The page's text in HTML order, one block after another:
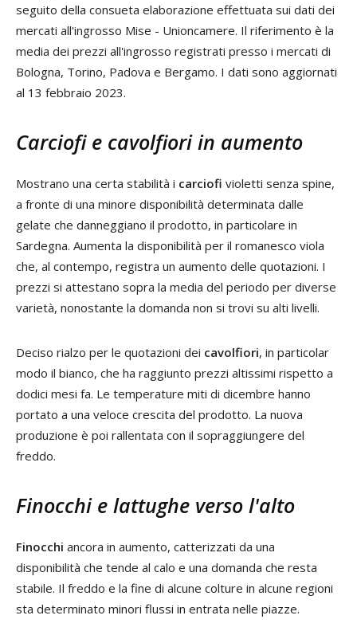
seguito della consueta elaborazione effettuata sui dati dei
mercati all'ingrosso Mise - Unioncamere. Il riferimento è la
media dei prezzi all'ingrosso registrati presso i mercati di
Bologna, Torino, Padova e Bergamo. I dati sono aggiornati
al 13 febbraio 2023.
Carciofi e cavolfiori in aumento
Mostrano una certa stabilità i carciofi violetti senza spine,
a fronte di una minore disponibilità determinata dalle
gelate che danneggiano il prodotto, in particolare in
Sardegna. Aumenta la disponibilità per il romanesco viola
che, al contempo, registra un aumento delle quotazioni. I
prezzi si attestano sopra la media del periodo per diverse
varietà, nonostante la domanda non si trovi su alti livelli.
Deciso rialzo per le quotazioni dei cavolfiori, in particolar
modo il bianco, che ha raggiunto prezzi altissimi rispetto a
dodici mesi fa. Le temperature miti di dicembre hanno
portato a una veloce crescita del prodotto. La nuova
produzione è poi rallentata con il sopraggiungere del
freddo.
Finocchi e lattughe verso l'alto
Finocchi ancora in aumento, catterizzati da una
disponibilità che tende al calo e una domanda che resta
stabile. Il freddo e la fine di alcune colture in alcune regioni
sta determinato minori flussi in entrata nelle piazze.